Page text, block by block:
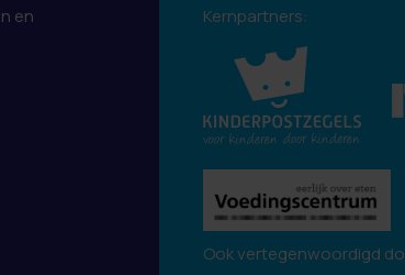
en
Kernpartners:
Ook vertegenwoordigd